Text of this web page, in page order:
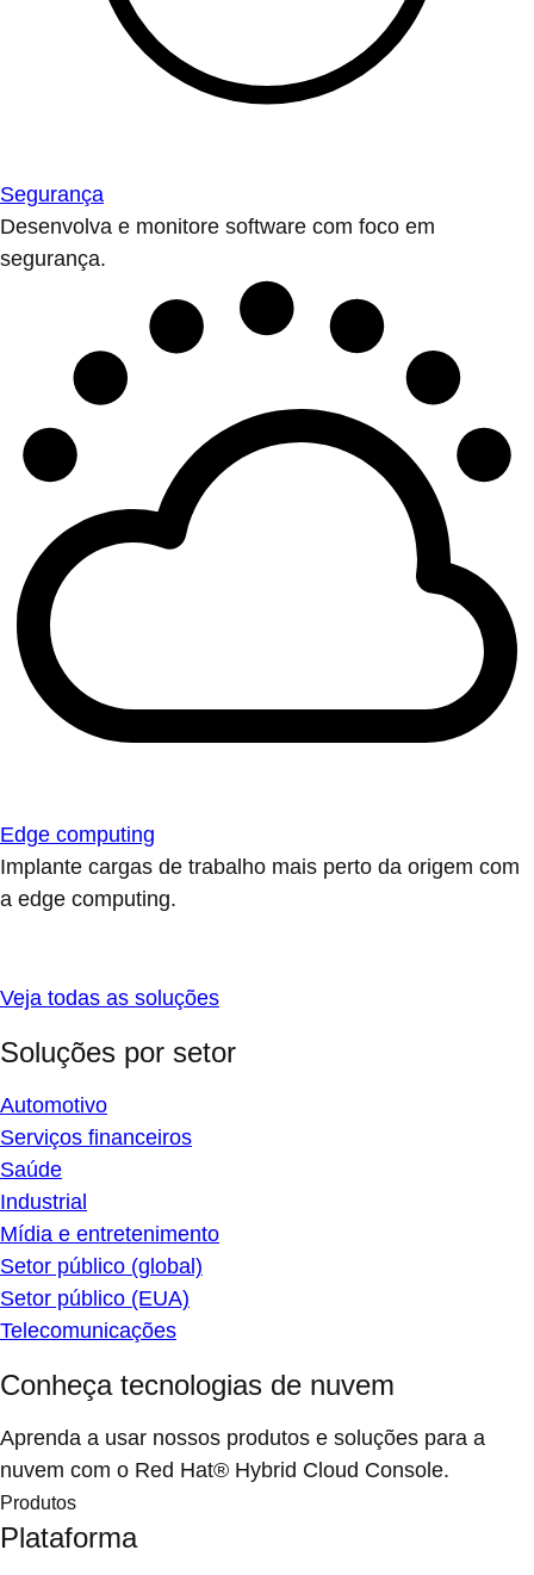
Segurança
Desenvolva e monitore software com foco em
segurança.
Edge computing
Implante cargas de trabalho mais perto da origem com
a edge computing.
Veja todas as soluções
Soluções por setor
Automotivo
Serviços financeiros
Saúde
Industrial
Mídia e entretenimento
Setor público (global)
Setor público (EUA)
Telecomunicações
Conheça tecnologias de nuvem
Aprenda a usar nossos produtos e soluções para a
nuvem com o Red Hat® Hybrid Cloud Console.
Produtos
Plataforma